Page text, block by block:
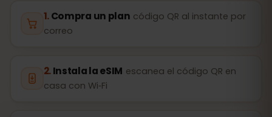
Compra un plan código QR al instante por
correo
Instala la eSIM escanea el código QR en
casa con Wi‑Fi